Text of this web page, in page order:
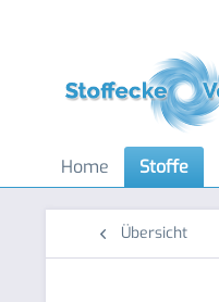
Home Stoffe
Übersicht